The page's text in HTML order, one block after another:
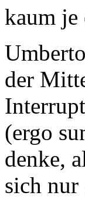
kaum je
der
(ergo
denke,
sich